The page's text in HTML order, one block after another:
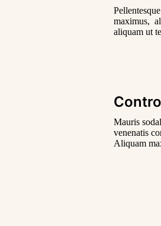
maximus,
aliquam ut
Mauris
venenatis
Aliquam